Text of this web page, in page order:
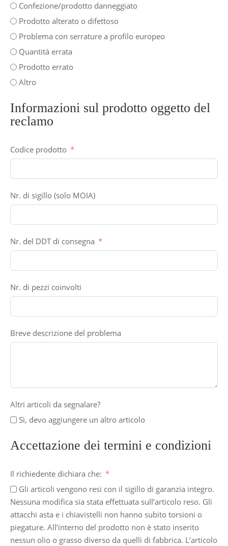
Confezione/prodotto danneggiato
Prodotto alterato o difettoso
Problema con serrature a profilo europeo
Quantità errata
Prodotto errato
Altro
Informazioni sul prodotto oggetto del
reclamo
Codice prodotto
Nr. di sigillo (solo MOIA)
Nr. del DDT di consegna
Nr. di pezzi coinvolti
Breve descrizione del problema
Altri articoli da segnalare?
Sì, devo aggiungere un altro articolo
Accettazione dei termini e condizioni
Il richiedente dichiara che:
Gli articoli vengono resi con il sigillo di garanzia integro.
Nessuna modifica sia stata effettuata sull’articolo reso. Gli
attacchi asta e i chiavistelli non hanno subito torsioni o
piegature. All’interno del prodotto non è stato inserito
nessun olio o grasso diverso da quelli di fabbrica. L’articolo